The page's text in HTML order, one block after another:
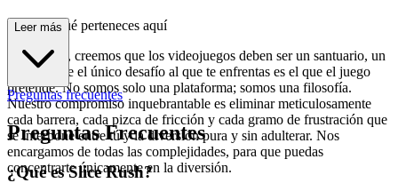
ush: Por qué perteneces aquí
En esencia, creemos que los videojuegos deben ser un santuario, un
lugar donde el único desafío al que te enfrentas es el que el juego
pretende. No somos solo una plataforma; somos una filosofía.
Nuestro compromiso inquebrantable es eliminar meticulosamente
cada barrera, cada pizca de fricción y cada gramo de frustración que
se interpone entre tú y la diversión pura y sin adulterar. Nos
encargamos de todas las complejidades, para que puedas
concentrarte únicamente en la diversión.
Leer más
Preguntas frecuentes
Preguntas Frecuentes
¿Qué es Slice Rush?